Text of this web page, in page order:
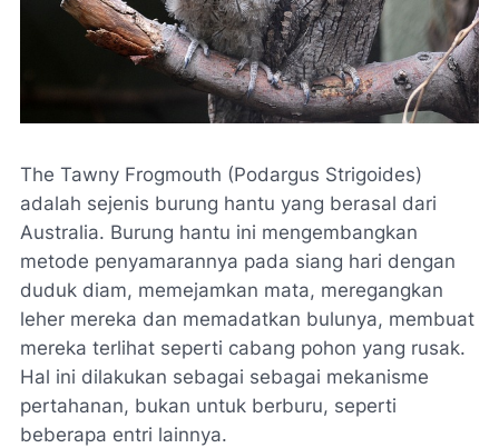
The Tawny Frogmouth (Podargus Strigoides)
adalah sejenis burung hantu yang berasal dari
Australia. Burung hantu ini mengembangkan
metode penyamarannya pada siang hari dengan
duduk diam, memejamkan mata, meregangkan
leher mereka dan memadatkan bulunya, membuat
mereka terlihat seperti cabang pohon yang rusak.
Hal ini dilakukan sebagai sebagai mekanisme
pertahanan, bukan untuk berburu, seperti
beberapa entri lainnya.